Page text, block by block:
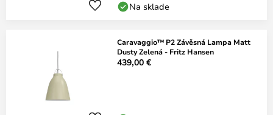
Na sklade
Caravaggio™ P2 Závěsná Lampa Matt
Dusty Zelená - Fritz Hansen
439,00 €